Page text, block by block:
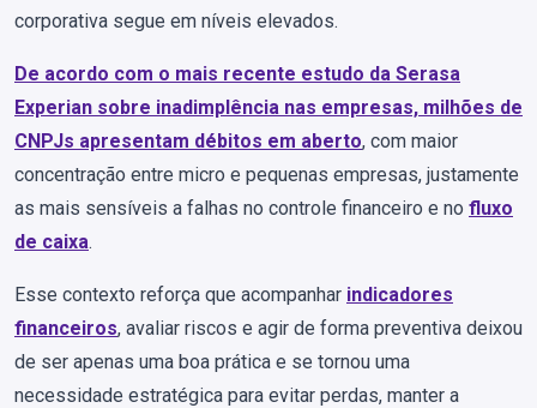
corporativa segue em níveis elevados.
De acordo com o mais recente estudo da Serasa
Experian sobre inadimplência nas empresas, milhões de
CNPJs apresentam débitos em aberto, com maior
concentração entre micro e pequenas empresas, justamente
as mais sensíveis a falhas no controle financeiro e no fluxo
de caixa.
Esse contexto reforça que acompanhar indicadores
financeiros, avaliar riscos e agir de forma preventiva deixou
de ser apenas uma boa prática e se tornou uma
necessidade estratégica para evitar perdas, manter a